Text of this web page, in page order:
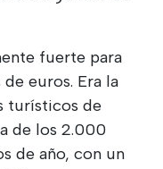
fuerte para
euros. Era la
turísticos de
de los 2.000
de año, con un